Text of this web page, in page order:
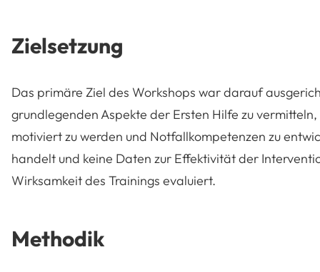
Zielsetzung
Das primäre Ziel des Workshops war darauf
grundlegenden Aspekte der Ersten Hilfe zu
motiviert zu werden und Notfallkompetenzen zu
handelt und keine Daten zur Effektivität der
Wirksamkeit des Trainings evaluiert.
Methodik